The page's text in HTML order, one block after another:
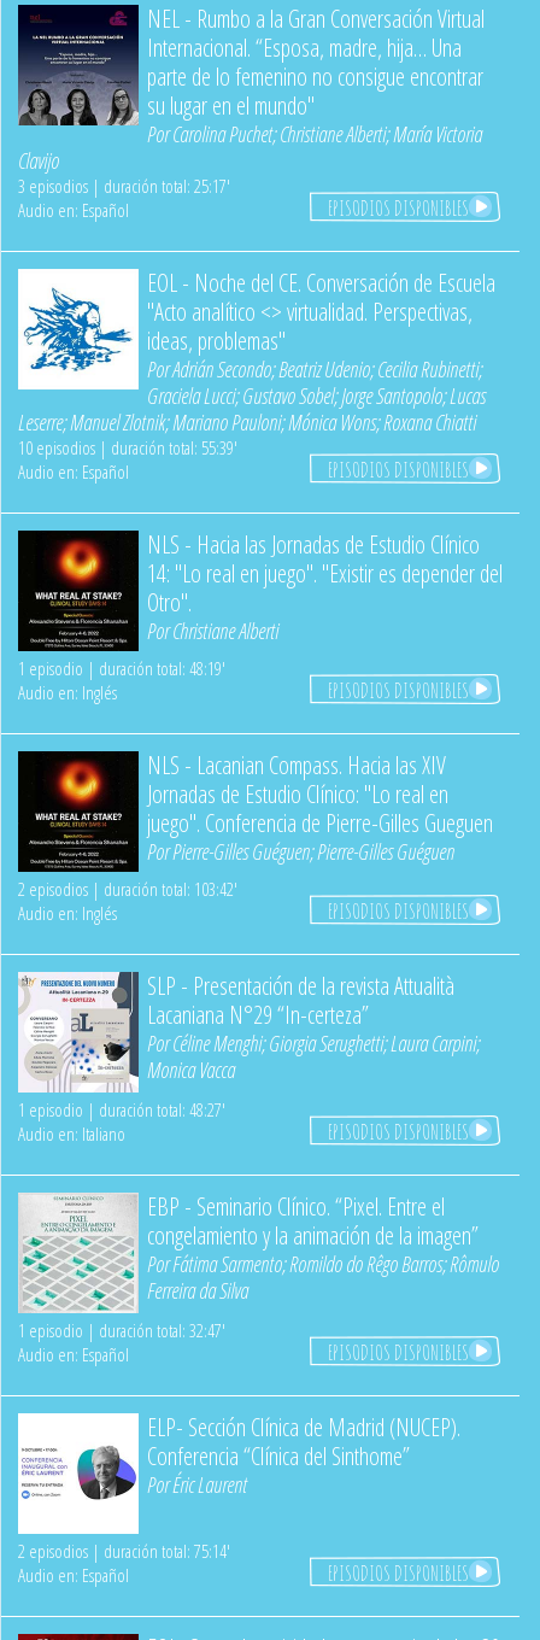
NEL - Rumbo a la Gran Conversación Virtual
Internacional. “Esposa, madre, hija… Una
parte de lo femenino no consigue encontrar
su lugar en el mundo"
PorCarolina Puchet;Christiane Alberti;María Victoria
Clavijo
3 episodios | duración total: 25:17'
Audio en: Español
EPISODIOS DISPONIBLES
EOL - Noche del CE. Conversación de Escuela
"Acto analítico <> virtualidad. Perspectivas,
ideas, problemas"
PorAdrián Secondo;Beatriz Udenio;Cecilia Rubinetti;
Graciela Lucci;Gustavo Sobel;Jorge Santopolo;Lucas
Leserre;Manuel Zlotnik;Mariano Pauloni;Mónica Wons;Roxana Chiatti
10 episodios | duración total: 55:39'
Audio en: Español
EPISODIOS DISPONIBLES
NLS - Hacia las Jornadas de Estudio Clínico
14: "Lo real en juego". "Existir es depender del
Otro".
PorChristiane Alberti
1 episodio | duración total: 48:19'
Audio en: Inglés
EPISODIOS DISPONIBLES
NLS - Lacanian Compass. Hacia las XIV
Jornadas de Estudio Clínico: "Lo real en
juego". Conferencia de Pierre-Gilles Gueguen
PorPierre-Gilles Guéguen;Pierre-Gilles Guéguen
2 episodios | duración total: 103:42'
Audio en: Inglés
EPISODIOS DISPONIBLES
SLP - Presentación de la revista Attualità
Lacaniana N°29 “In-certeza”
PorCéline Menghi;Giorgia Serughetti;Laura Carpini;
Monica Vacca
1 episodio | duración total: 48:27'
Audio en: Italiano
EPISODIOS DISPONIBLES
EBP - Seminario Clínico. “Pixel. Entre el
congelamiento y la animación de la imagen”
PorFátima Sarmento;Romildo do Rêgo Barros;Rômulo
Ferreira da Silva
1 episodio | duración total: 32:47'
Audio en: Español
EPISODIOS DISPONIBLES
ELP- Sección Clínica de Madrid (NUCEP).
Conferencia “Clínica del Sinthome”
PorÉric Laurent
2 episodios | duración total: 75:14'
Audio en: Español
EPISODIOS DISPONIBLES